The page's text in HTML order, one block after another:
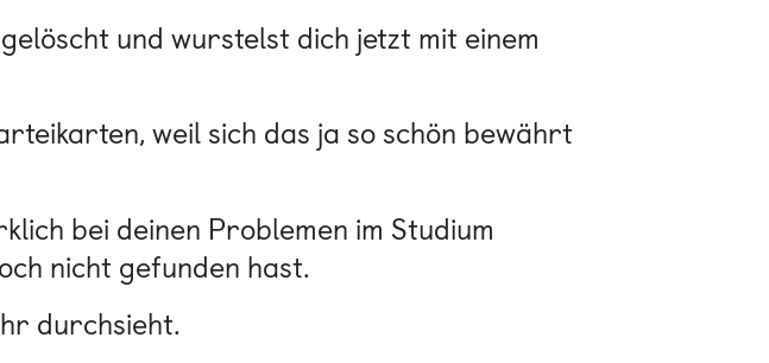
und wurstelst dich jetzt mit einem
weil sich das ja so schön bewährt
bei deinen Problemen im Studium
nicht gefunden hast.
durchsieht.